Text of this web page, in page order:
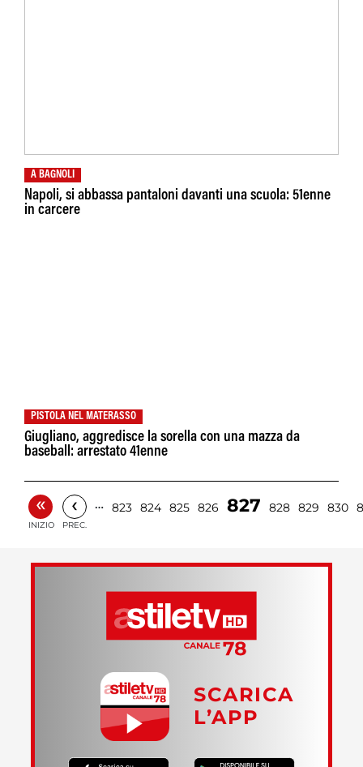
A BAGNOLI
Napoli, si abbassa pantaloni davanti una scuola: 51enne
in carcere
PISTOLA NEL MATERASSO
Giugliano, aggredisce la sorella con una mazza da
baseball: arrestato 41enne
«
INIZIO
‹
PREC.
… 823 824 825 826 827 828 829 830
SCARICA
L’APP